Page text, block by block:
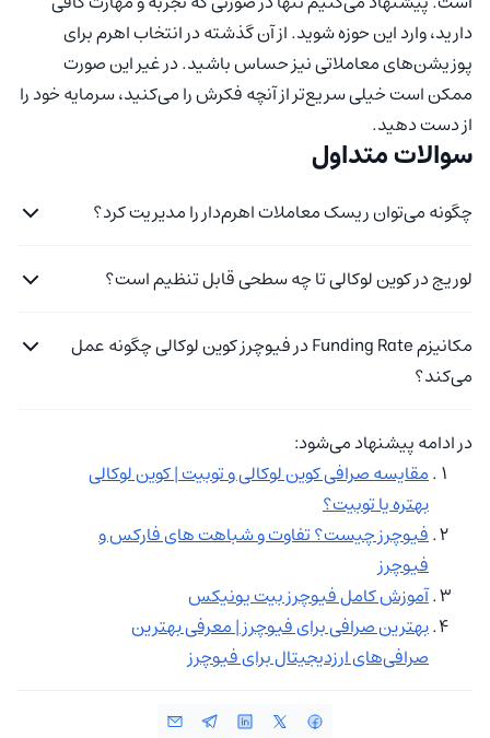
دارید، وارد این حوزه شوید. از آن گذشته در انتخاب اهرم برای
پوزیشن‌های معاملاتی نیز حساس باشید. در غیر این صورت
ممکن است خیلی سریع‌تر از آنچه فکرش را می‌کنید، سرمایه خود را
از دست دهید.
سوالات متداول
چگونه می‌توان ریسک معاملات اهرم‌دار را مدیریت کرد؟
لوریج در کوین لوکالی تا چه سطحی قابل تنظیم است؟
مکانیزم Funding Rate در فیوچرز کوین لوکالی چگونه عمل
می‌کند؟
در ادامه پیشنهاد می‌شود:
مقایسه صرافی کوین لوکالی و توبیت | کوین لوکالی
بهتره یا توبیت؟
فیوچرز چیست؟ تفاوت و شباهت های فارکس و
فیوچرز
آموزش کامل فیوچرز بیت یونیکس
بهترین صرافی برای فیوچرز | معرفی بهترین
صرافی‌های ارزدیجیتال برای فیوچرز